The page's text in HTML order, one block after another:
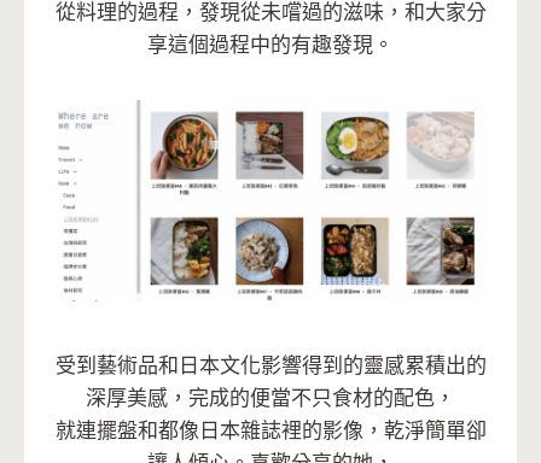
從料理的過程，發現從未嚐過的滋味，和大家分
享這個過程中的有趣發現。
受到藝術品和日本文化影響得到的靈感累積出的
深厚美感，完成的便當不只食材的配色，
就連擺盤和都像日本雜誌裡的影像，乾淨簡單卻